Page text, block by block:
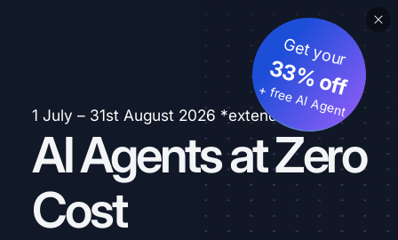
1 July – 31st August 2026 *extended
AI Agents at Zero
Cost
Get your
33% off
+ free AI Agent